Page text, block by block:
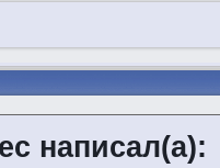
написал(а):